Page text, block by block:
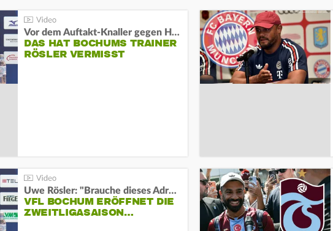
Vor dem Auftakt-Knaller gegen Hertha:
DAS HAT BOCHUMS TRAINER
RÖSLER VERMISST
Uwe Rösler: "Brauche dieses Adrenalin"
VFL BOCHUM ERÖFFNET DIE
ZWEITLIGASAISON…